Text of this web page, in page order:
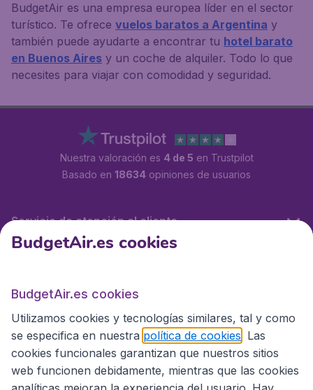
BudgetAir es una empresa europea líder en el sector
turístico. Te ofrece vuelos baratos a Argentina y
también puede ayudarte a encontrar tu hotel barato
en Buenos Aires y un coche de alquiler. Todo lo que
necesites para viajar con comodidad y seguridad.
Nuestra valoración es 4 de 5 en Trustpilot
Basado en 18634 opiniones de usuarios
Servicio de atención al cliente
Sitios internacionales
BudgetAir.es cookies
BudgetAir.es cookies
Utilizamos cookies y tecnologías similares, tal y como
se especifica en nuestra política de cookies . Las
cookies funcionales garantizan que nuestros sitios
web funcionen debidamente, mientras que las cookies